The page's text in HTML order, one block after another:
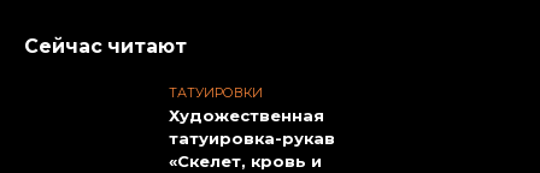
Сейчас читают
ТАТУИРОВКИ
Художественная
татуировка-рукав
«Скелет, кровь и